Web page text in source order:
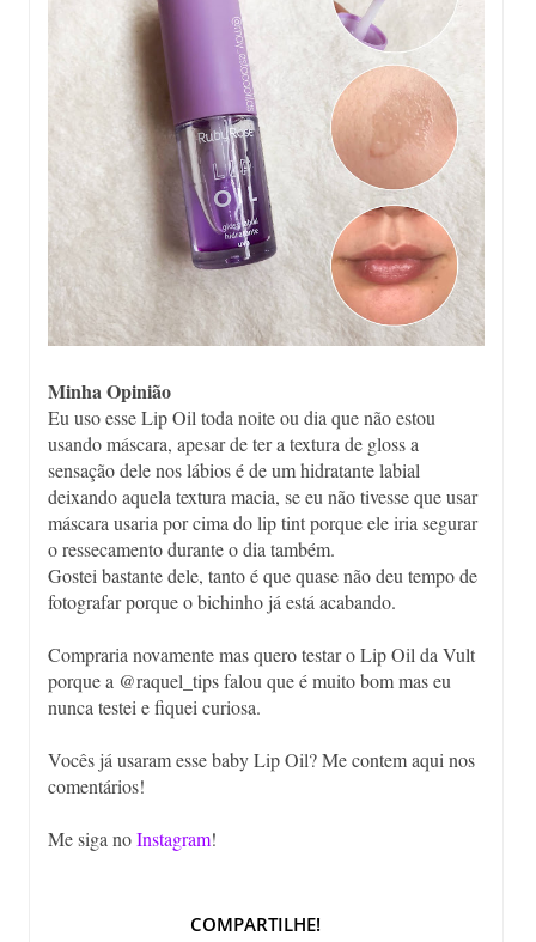
Minha Opinião
Eu uso esse Lip Oil toda noite ou dia que não estou
usando máscara, apesar de ter a textura de gloss a
sensação dele nos lábios é de um hidratante labial
deixando aquela textura macia, se eu não tivesse que usar
máscara usaria por cima do lip tint porque ele iria segurar
o ressecamento durante o dia também.
Gostei bastante dele, tanto é que quase não deu tempo de
fotografar porque o bichinho já está acabando.
Compraria novamente mas quero testar o Lip Oil da Vult
porque a @raquel_tips falou que é muito bom mas eu
nunca testei e fiquei curiosa.
Vocês já usaram esse baby Lip Oil? Me contem aqui nos
comentários!
Me siga noInstagram!
COMPARTILHE!